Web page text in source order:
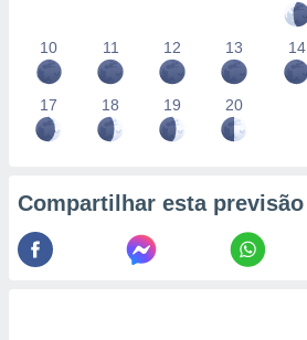
10 11 12 13 14
17 18 19 20
Compartilhar esta previsão